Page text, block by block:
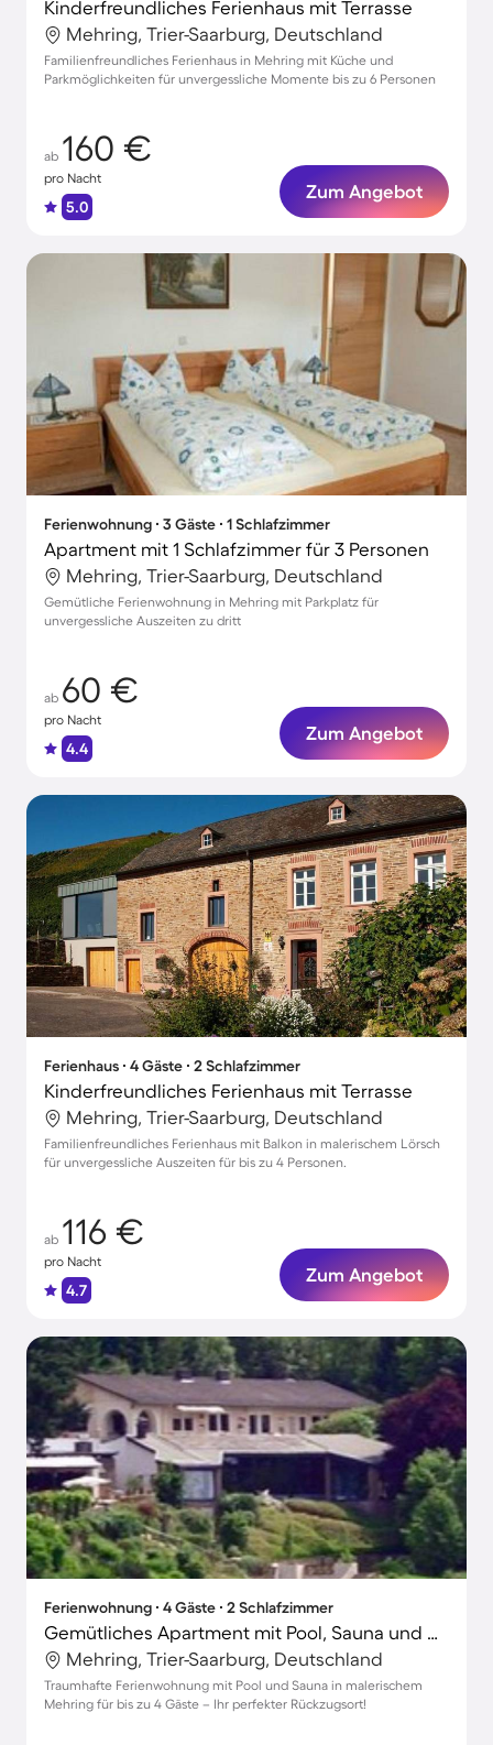
Kinderfreundliches Ferienhaus mit Terrasse
Mehring, Trier-Saarburg, Deutschland
Familienfreundliches Ferienhaus in Mehring mit Küche und
Parkmöglichkeiten für unvergessliche Momente bis zu 6 Personen
ab 160 €
pro Nacht
5.0
Zum Angebot
Ferienwohnung ∙ 3 Gäste ∙ 1 Schlafzimmer
Apartment mit 1 Schlafzimmer für 3 Personen
Mehring, Trier-Saarburg, Deutschland
Gemütliche Ferienwohnung in Mehring mit Parkplatz für
unvergessliche Auszeiten zu dritt
ab 60 €
pro Nacht
4.4
Zum Angebot
Ferienhaus ∙ 4 Gäste ∙ 2 Schlafzimmer
Kinderfreundliches Ferienhaus mit Terrasse
Mehring, Trier-Saarburg, Deutschland
Familienfreundliches Ferienhaus mit Balkon in malerischem Lörsch
für unvergessliche Auszeiten für bis zu 4 Personen.
ab 116 €
pro Nacht
4.7
Zum Angebot
Ferienwohnung ∙ 4 Gäste ∙ 2 Schlafzimmer
Gemütliches Apartment mit Pool, Sauna und Grill
Mehring, Trier-Saarburg, Deutschland
Traumhafte Ferienwohnung mit Pool und Sauna in malerischem
Mehring für bis zu 4 Gäste – Ihr perfekter Rückzugsort!